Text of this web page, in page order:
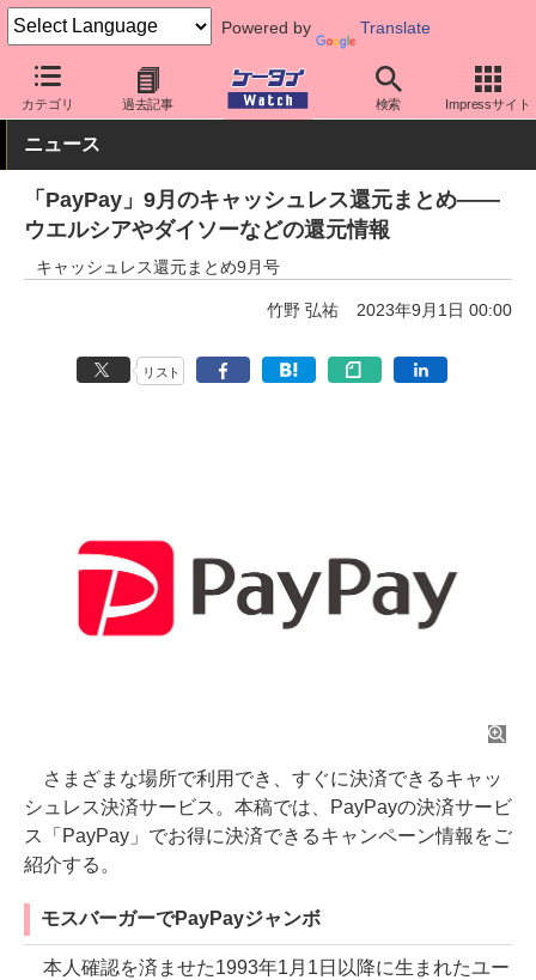
Powered by Translate
カテゴリ 過去記事 検索 Impressサイト
ケータイ Watch キャリア ソフトバンク アプリ・サービス
ニュース
「PayPay」9月のキャッシュレス還元まとめ――
ウエルシアやダイソーなどの還元情報
キャッシュレス還元まとめ9月号
竹野 弘祐 2023年9月1日 00:00
リスト
さまざまな場所で利用でき、すぐに決済できるキャッ
シュレス決済サービス。本稿では、PayPayの決済サービ
ス「PayPay」でお得に決済できるキャンペーン情報をご
紹介する。
モスバーガーでPayPayジャンボ
本人確認を済ませた1993年1月1日以降に生まれたユー